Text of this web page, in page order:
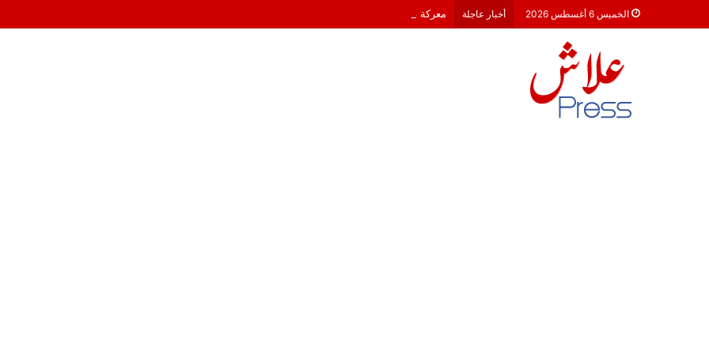
الخميس 6 أغسطس 2026 أخبار عاجلة معركة 23 شتنبر 2026: هل أصبحت الأحزاب السياسية مجرد محطات لـ “الترحال الانتخابي”؟